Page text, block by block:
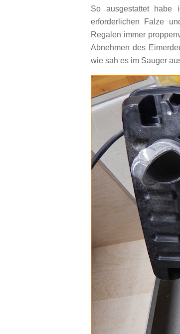
So ausgestattet
erforderlichen Falze
Regalen immer
Abnehmen des
wie sah es im Sauger